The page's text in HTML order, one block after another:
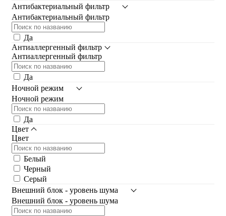
Антибактериальный фильтр
Антибактериальный фильтр
Да
Антиаллергенный фильтр
Антиаллергенный фильтр
Да
Ночной режим
Ночной режим
Да
Цвет
Цвет
Белый
Черный
Серый
Внешний блок - уровень шума
Внешний блок - уровень шума